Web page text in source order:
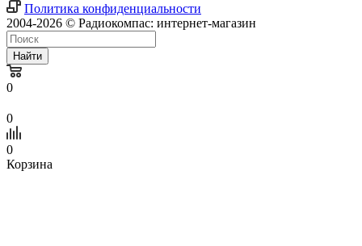
Политика конфиденциальности
2004-2026 © Радиокомпас: интернет-магазин
Найти
0
0
0
Корзина